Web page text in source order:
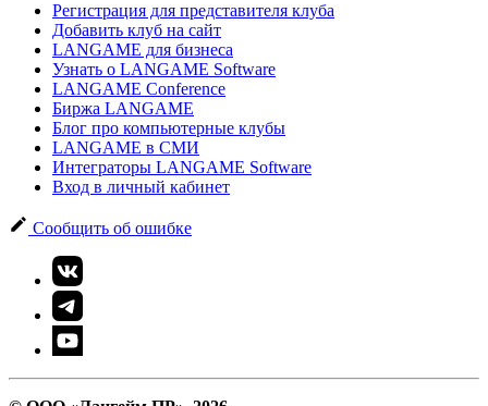
Регистрация для представителя клуба
Добавить клуб на сайт
LANGAME для бизнеса
Узнать о LANGAME Software
LANGAME Conference
Биржа LANGAME
Блог про компьютерные клубы
LANGAME в СМИ
Интеграторы LANGAME Software
Вход в личный кабинет
Сообщить об ошибке